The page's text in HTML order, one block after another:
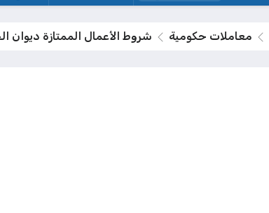
معاملات حكومية شروط الأعمال الممتازة ديوان